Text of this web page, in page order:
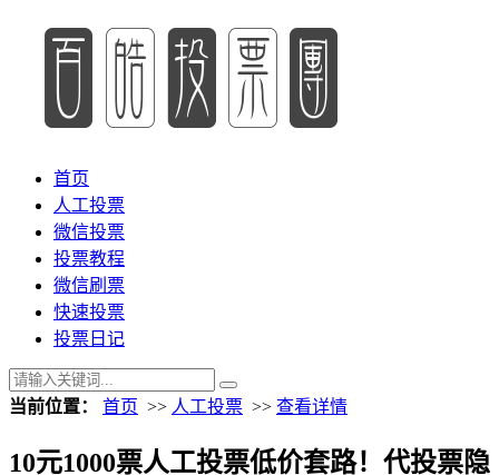
首页
人工投票
微信投票
投票教程
微信刷票
快速投票
投票日记
当前位置： 首页 >> 人工投票 >> 查看详情
10元1000票人工投票低价套路！代投票隐